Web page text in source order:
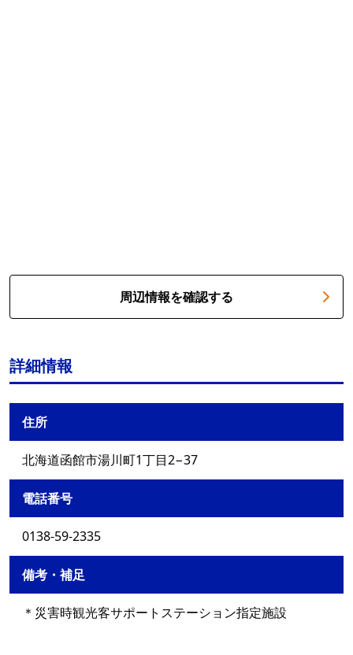
周辺情報を確認する
詳細情報
住所
北海道函館市湯川町1丁目2−37
電話番号
0138-59-2335
備考・補足
＊災害時観光客サポートステーション指定施設